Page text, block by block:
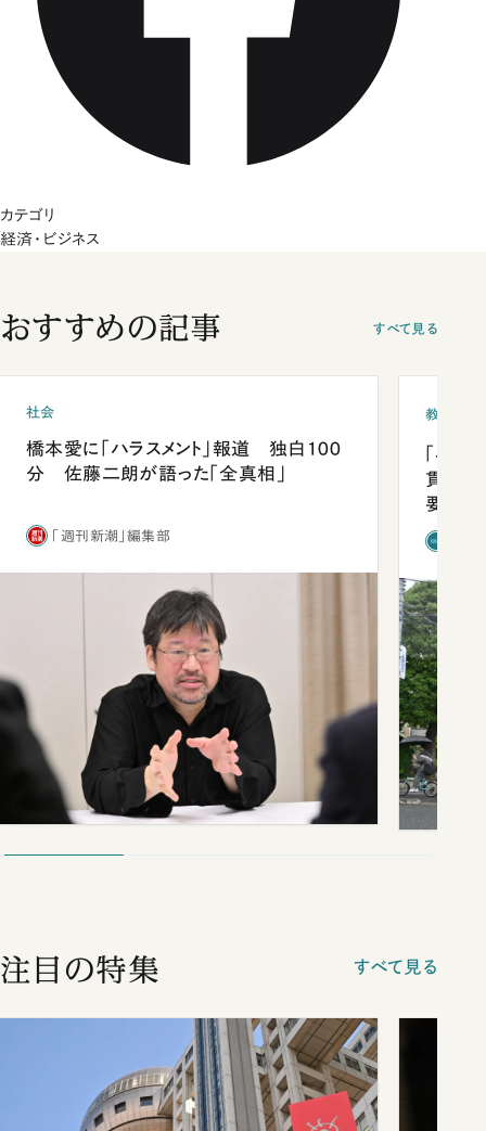
カテゴリ
経済・ビジネス
おすすめの記事 すべて見る
社会
橋本愛に「ハラスメント」報道 独白100
分 佐藤二朗が語った「全真相」
「週刊新潮」編集部
教育
「早
貫校へ
要だっ
注目の特集 すべて見る